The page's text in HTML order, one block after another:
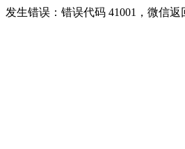
发生错误：错误代码 41001，微信返